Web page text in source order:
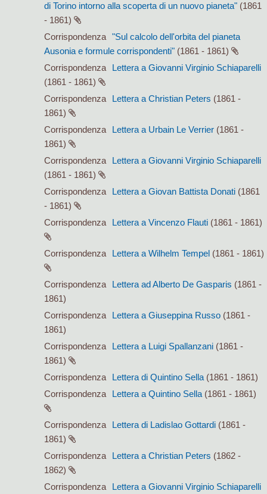
di Torino intorno alla scoperta di un nuovo pianeta" (1861
- 1861)
Corrispondenza
"Sul calcolo dell'orbita del pianeta
Ausonia e formule corrispondenti" (1861 - 1861)
Corrispondenza
Lettera a Giovanni Virginio Schiaparelli
(1861 - 1861)
Corrispondenza
Lettera a Christian Peters (1861 -
1861)
Corrispondenza
Lettera a Urbain Le Verrier (1861 -
1861)
Corrispondenza
Lettera a Giovanni Virginio Schiaparelli
(1861 - 1861)
Corrispondenza
Lettera a Giovan Battista Donati (1861
- 1861)
Corrispondenza
Lettera a Vincenzo Flauti (1861 - 1861)
Corrispondenza Lettera a Wilhelm Tempel (1861 - 1861)
Corrispondenza Lettera ad Alberto De Gasparis (1861 -
1861)
Corrispondenza
Lettera a Giuseppina Russo (1861 -
1861)
Corrispondenza
Lettera a Luigi Spallanzani (1861 -
1861)
Corrispondenza
Lettera di Quintino Sella (1861 - 1861)
Corrispondenza
Lettera a Quintino Sella (1861 - 1861)
Corrispondenza Lettera di Ladislao Gottardi (1861 -
1861)
Corrispondenza
Lettera a Christian Peters (1862 -
1862)
Corrispondenza
Lettera a Giovanni Virginio Schiaparelli